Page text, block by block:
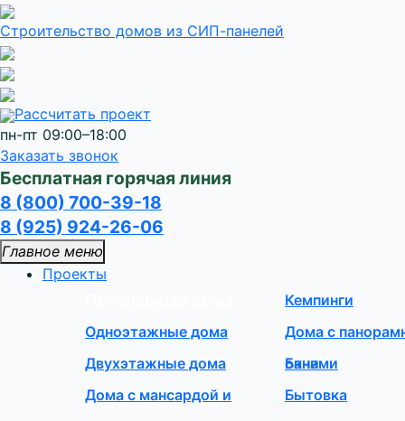
Строительство домов из СИП-панелей
Рассчитать проект
пн-пт 09:00–18:00
Заказать звонок
Бесплатная горячая линия
8 (800) 700-39-18
8 (925) 924-26-06
Главное меню
Проекты
Одноэтажные дома
Двухэтажные дома
Дома с мансардой и
Кемпинги
Дома с
окнами
Бани
Бытовка